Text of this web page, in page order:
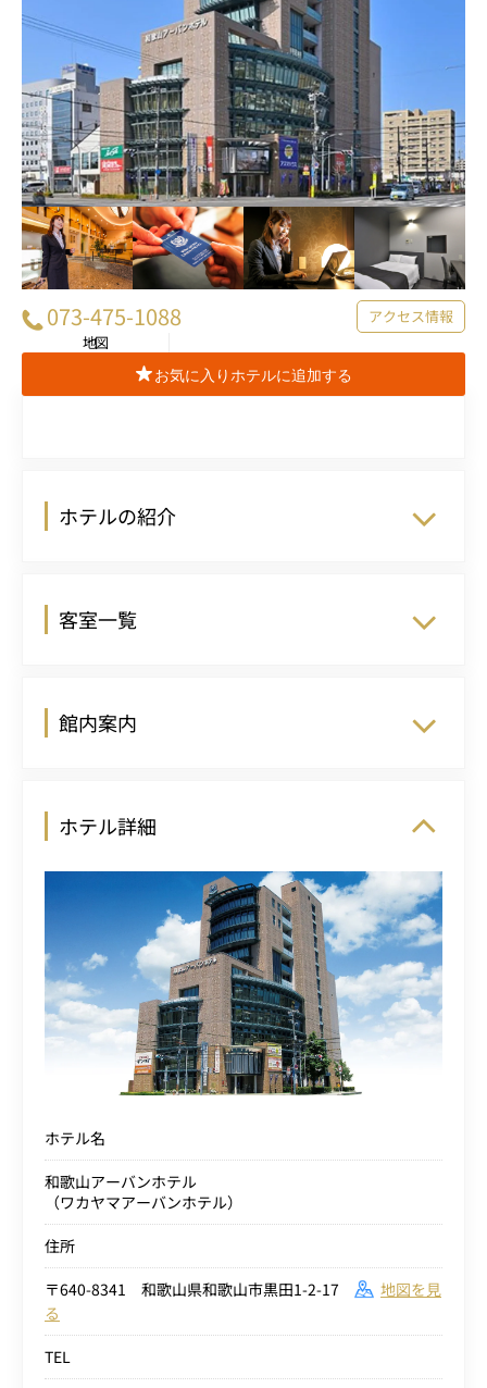
073-475-1088
アクセス情報
地図
お気に入りホテルに追加する
ホテルの紹介
客室一覧
館内案内
ホテル詳細
ホテル名
和歌山アーバンホテル
（ワカヤマアーバンホテル）
住所
〒640-8341 和歌山県和歌山市黒田1-2-17
地図を見
る
TEL